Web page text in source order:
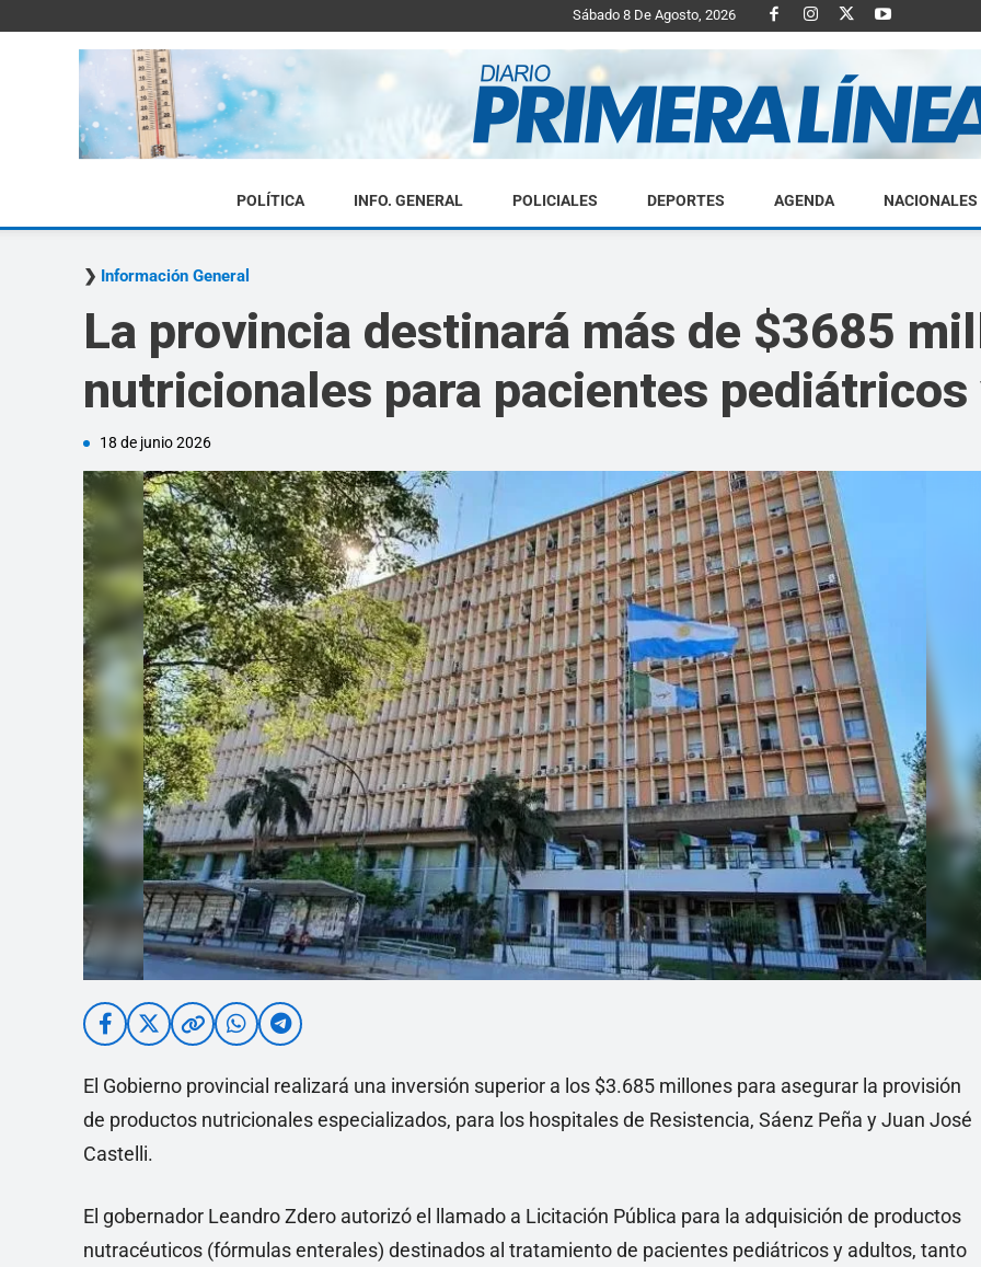
Sábado 8 De Agosto, 2026
Diario
Linea
POLÍTICA INFO. GENERAL POLICIALES DEPORTES AGENDA NACIONALES
Información General
La provincia destinará más de $3685
nutricionales para pacientes
18 de junio 2026
El Gobierno provincial realizará una inversión superior a los $3.685 millones para asegurar la provisión
de productos nutricionales especializados, para los hospitales de Resistencia, Sáenz Peña y Juan José
Castelli.
El gobernador Leandro Zdero autorizó el llamado a Licitación Pública para la adquisición de productos
nutracéuticos (fórmulas enterales) destinados al tratamiento de pacientes pediátricos y adultos, tanto